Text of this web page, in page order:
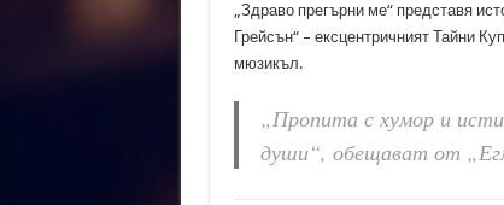
„Здраво прегърни ме“ представя
Грейсън“ – ексцентричният Тайни
мюзикъл.
„Пропита с хумор и
души“, обещават от